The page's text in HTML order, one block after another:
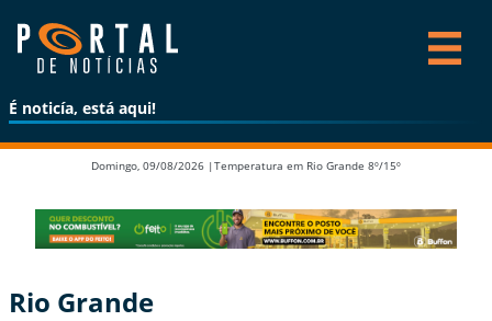
É noticía, está aqui!
Domingo, 09/08/2026 | Temperatura em Rio Grande 8º/15º
Rio Grande